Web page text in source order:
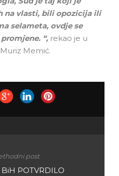
na vlasti, bili opozicija ili
selameta, ovdje se
“, rekao je u
Memić.
post
POTVRDILO